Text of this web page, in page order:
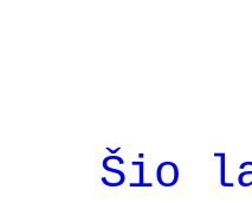
Šio